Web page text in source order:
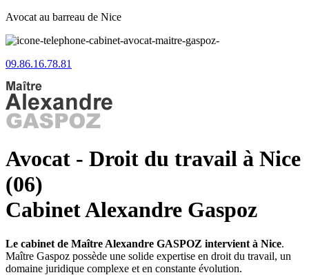
Avocat au barreau de Nice
09.86.16.78.81
Avocat - Droit du travail à Nice
(06)
Cabinet Alexandre Gaspoz
Le cabinet de Maître Alexandre GASPOZ intervient à Nice.
Maître Gaspoz possède une solide expertise en droit du travail, un
domaine juridique complexe et en constante évolution.